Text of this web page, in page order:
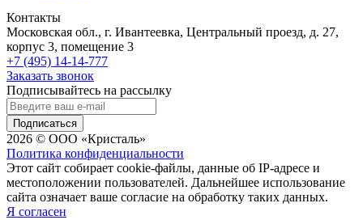
Контакты
Московская обл., г. Ивантеевка, Центральный проезд, д. 27,
корпус 3, помещение 3
+7 (495) 14-14-777
Заказать звонок
Подписывайтесь на рассылку
Подписаться
2026 © ООО «Кристаль»
Политика конфиденциальности
Этот сайт собирает cookie-файлы, данные об IP-адресе и
местоположении пользователей. Дальнейшее использование
сайта означает ваше согласие на обработку таких данных.
Я согласен